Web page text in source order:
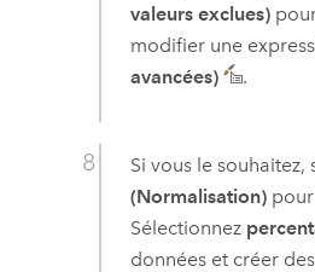
valeurs exclues)
modifier une
avancées)
.
Si vous le
(Normalisation)
Sélectionnez
données et créer